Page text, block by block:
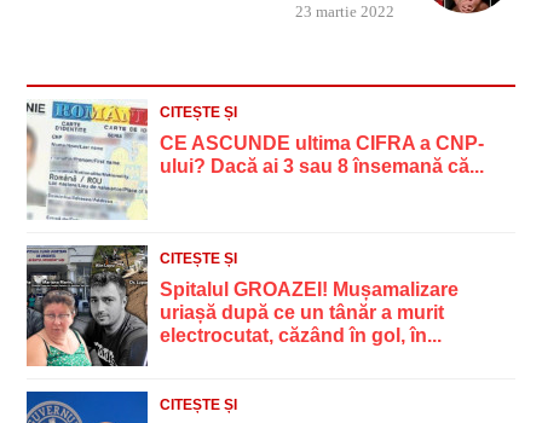
23 martie 2022
CITEȘTE ȘI
CE ASCUNDE ultima CIFRA a CNP-
ului? Dacă ai 3 sau 8 însemană că...
CITEȘTE ȘI
Spitalul GROAZEI! Mușamalizare
uriașă după ce un tânăr a murit
electrocutat, căzând în gol, în...
CITEȘTE ȘI